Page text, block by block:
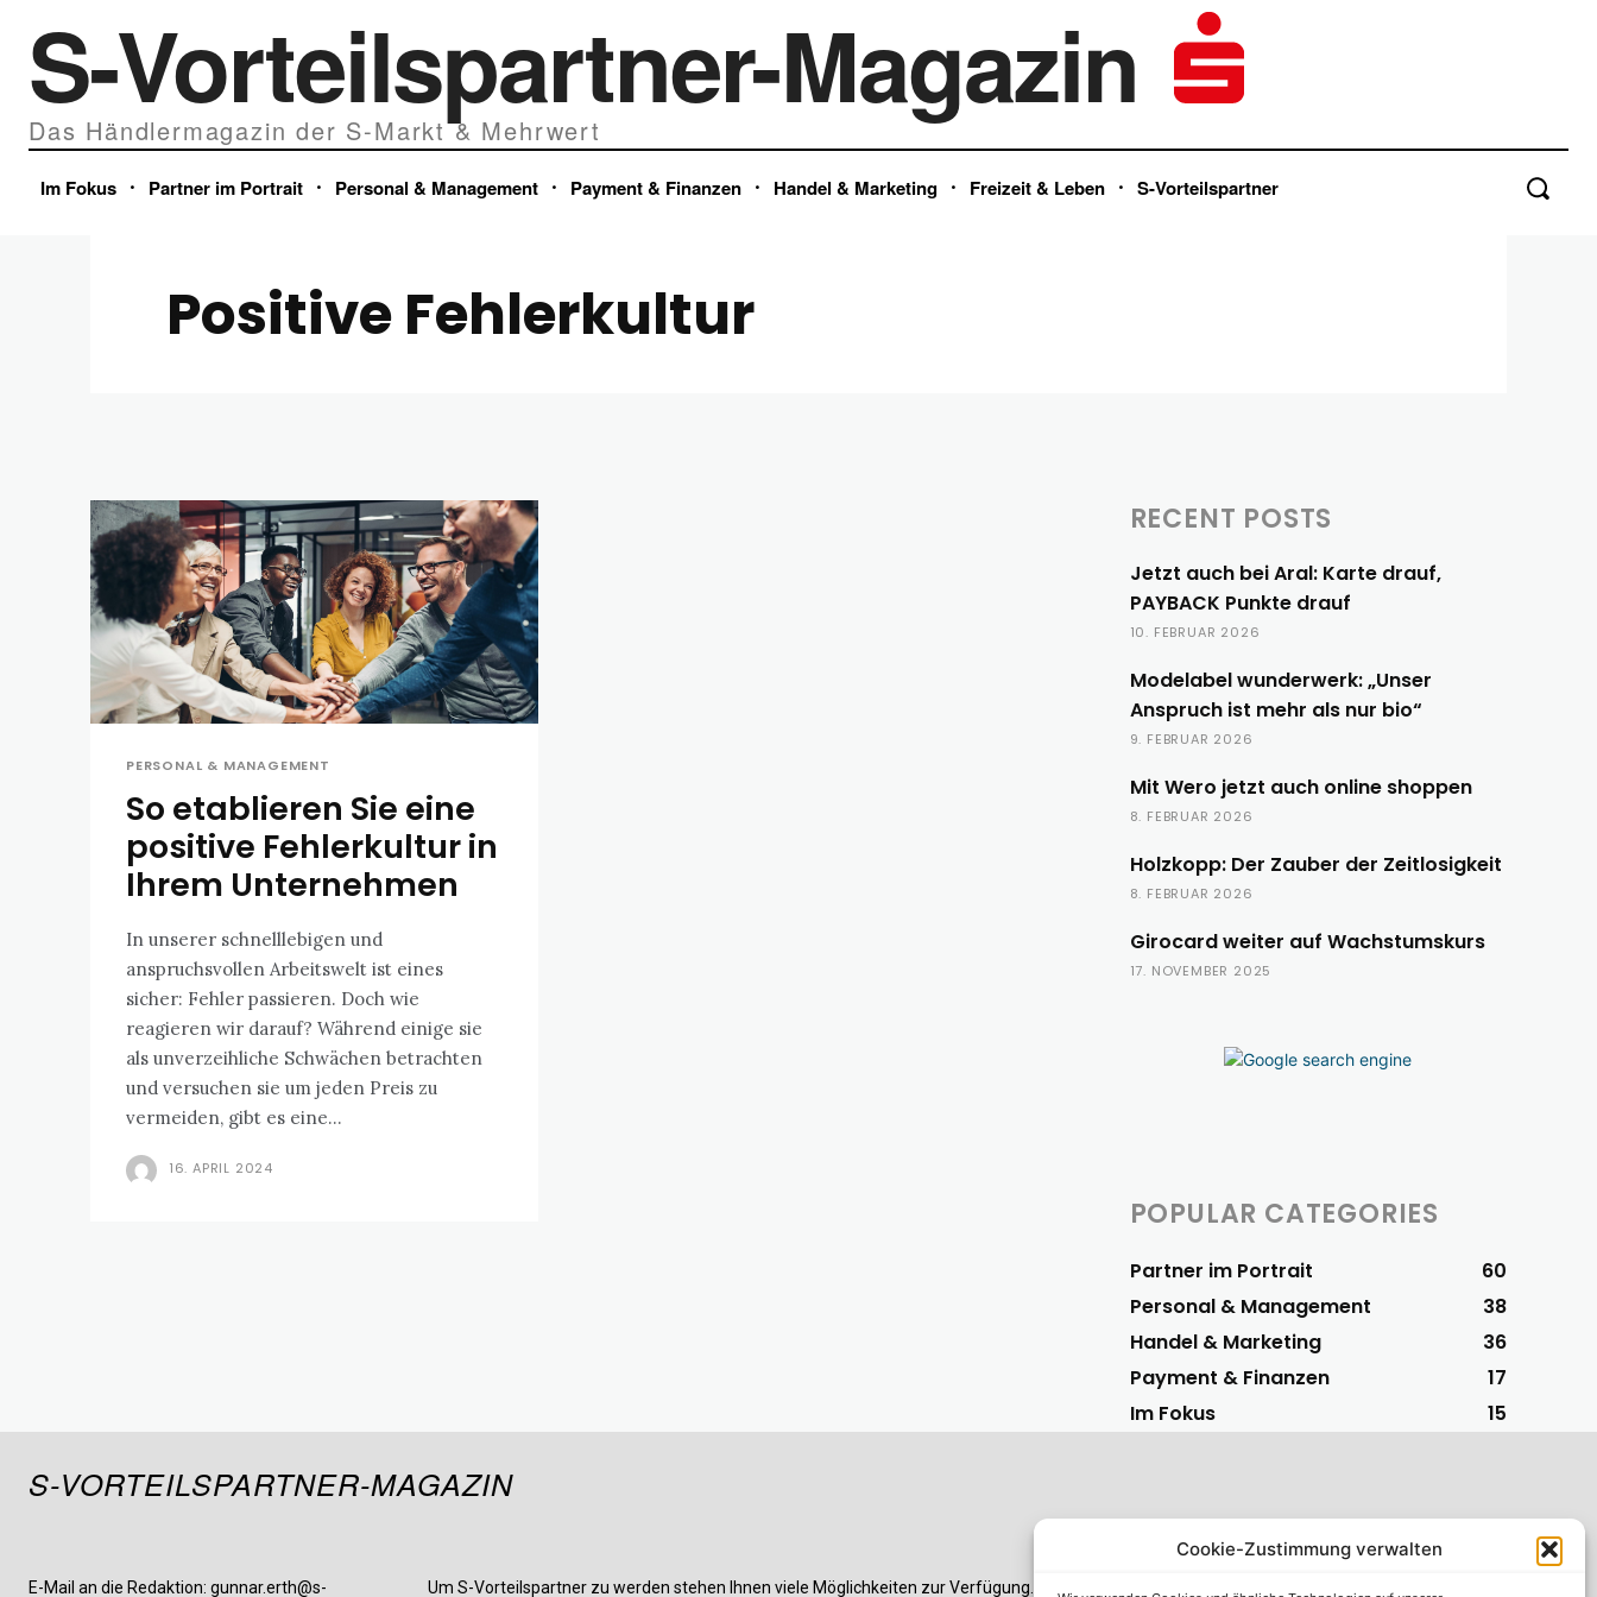
Cookie-Zustimmung verwalten
S-Vorteilspartner-Magazin
Das Händlermagazin der S-Markt & Mehrwert
Im Fokus Partner im Portrait Personal & Management Payment & Finanzen Handel & Marketing Freizeit & Leben S-Vorteilspartner
Positive Fehlerkultur
PERSONAL & MANAGEMENT
So etablieren Sie eine
positive Fehlerkultur in
Ihrem Unternehmen
In unserer schnelllebigen und
anspruchsvollen Arbeitswelt ist eines
sicher: Fehler passieren. Doch wie
reagieren wir darauf? Während einige sie
als unverzeihliche Schwächen betrachten
und versuchen sie um jeden Preis zu
vermeiden, gibt es eine...
16. APRIL 2024
RECENT POSTS
Jetzt auch bei Aral: Karte drauf,
PAYBACK Punkte drauf
10. FEBRUAR 2026
Modelabel wunderwerk: „Unser
Anspruch ist mehr als nur bio“
9. FEBRUAR 2026
Mit Wero jetzt auch online shoppen
8. FEBRUAR 2026
Holzkopp: Der Zauber der Zeitlosigkeit
8. FEBRUAR 2026
Girocard weiter auf Wachstumskurs
17. NOVEMBER 2025
POPULAR CATEGORIES
Partner im Portrait
60
Personal & Management
38
Handel & Marketing
36
Payment & Finanzen
17
Im Fokus
15
S-VORTEILSPARTNER-MAGAZIN
E-Mail an die Redaktion: gunnar.erth@s- Um S-Vorteilspartner zu werden stehen Ihnen viele Möglichkeiten zur Verfügung. Am einfachsten S-Vorteilspartner